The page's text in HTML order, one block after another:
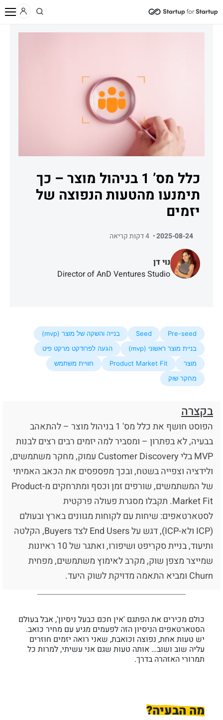
כלל מס’ 1 בניהול מוצר – כך
תימנעו מהטעות הנפוצה של
יזמים
2025-08-24 4 דקות קריאה
נוי דן
Director of AnD Ventures Studio
/ תוכן / בלוג/
Pre-seed
Seed
בנייה והשקה של מוצר (mvp)
בניית מוצר ראשוני (mvp)
הגעה לפרודקט מרקט פיט
מוצר
Product Market Fit
חוויית משתמש
מחקר שוק
בקצרה
הפוסט חושף את כלל מס' 1 בניהול מוצר – להתאהב
בבעיה, לא בפתרון – ומסביר למה יזמים רבים רצים לבנות
MVP בלי Customer Discovery עמוק, מחקר משתמשים,
ולידציה וצפייה בשטח, ובכך מפספסים את הכאב האמיתי
של המשתמשים, שורפים זמן וכסף ומתרחקים מ-Product
Market Fit. תקבלו מסגרת פעולה פרקטית
לסטארטאפים: שיחות עם לקוחות מגוונים בארץ ובעולם
(ICP ולא-ICP), דגש על End Users לצד Buyers, הקלטה
ותיעוד, בניית סקריפט ושיפורו, ואתגר של 10 ראיונות
שמייצר מצפן שוק, מקרב לאימוץ משתמשים, מפחית
Churn ומביא התאמה מדויקת לשוק היעד.
כולם מכירים את הפתגם 'אין חכם כבעל ניסיון', אבל בעולם
הסטארטאפים הניסיון הזה לפעמים מגיע עם מחיר כואב.
יש טעות אחת, נפוצה וכואבת, שאני רואה יזמים חוזרים
עליה שוב ושוב… אותה טעות שגם אני עשיתי, למרות כל
תמרורי האזהרה בדרך.
מה הבעיה?